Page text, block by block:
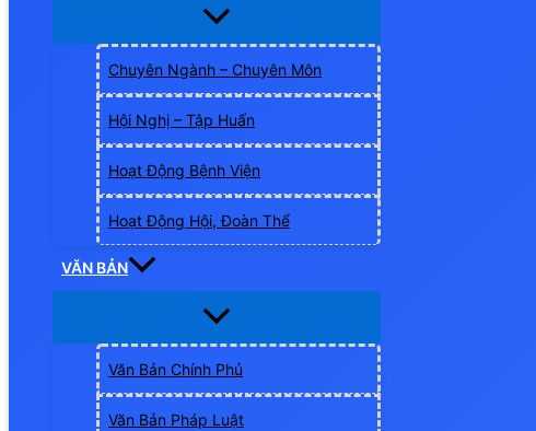
Chuyên Ngành – Chuyên Môn
Hội Nghị – Tập Huấn
Hoạt Động Bệnh Viện
Hoạt Động Hội, Đoàn Thể
VĂN BẢN
Văn Bản Chính Phủ
Văn Bản Pháp Luật